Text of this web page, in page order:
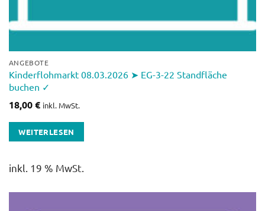
ANGEBOTE
Kinderflohmarkt 08.03.2026 ➤ EG-3-22 Standfläche
buchen ✓
18,00€ inkl. MwSt.
WEITERLESEN
inkl. 19 % MwSt.